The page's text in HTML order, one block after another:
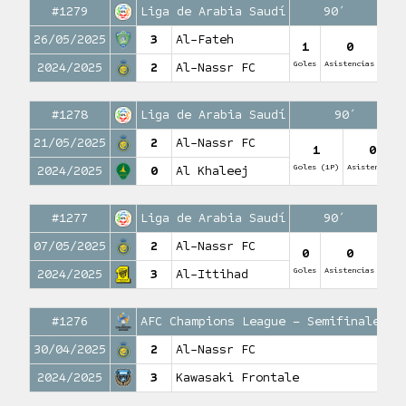
#1279 Liga de Arabia Saudí
90′
26/05/2025
3 Al-Fateh 1
Goles
0
Asistencias
2024/2025 2 Al-Nassr FC
#1278 Liga de Arabia Saudí
90′
21/05/2025
2 Al-Nassr FC 1
Goles (1P)
0
Asistencias
2024/2025 0 Al Khaleej
#1277 Liga de Arabia Saudí
90′
07/05/2025
2 Al-Nassr FC 0
Goles
0
Asistencias
2024/2025 3 Al-Ittihad
#1276
AFC Champions League – Semifinales
30/04/2025
2 Al-Nassr FC
2024/2025 3 Kawasaki Frontale